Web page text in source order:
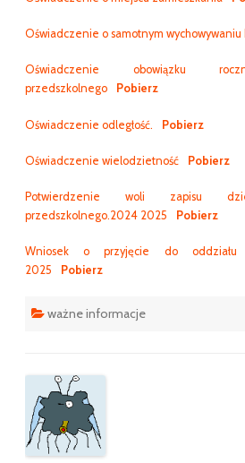
Oświadczenie o samotnym
Oświadczenie obowiązku
przedszkolnego
Pobierz
Oświadczenie odległość. Pobierz
Oświadczenie wielodzietność Pobierz
Potwierdzenie woli zapisu
przedszkolnego.2024 2025
Pobierz
Wniosek o przyjęcie do oddziału
2025
Pobierz
ważne informacje